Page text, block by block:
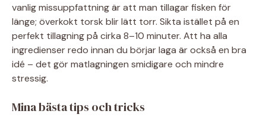
vanlig missuppfattning är att man tillagar fisken för
länge; överkokt torsk blir lätt torr. Sikta istället på en
perfekt tillagning på cirka 8–10 minuter. Att ha alla
ingredienser redo innan du börjar laga är också en bra
idé – det gör matlagningen smidigare och mindre
stressig.
Mina bästa tips och tricks